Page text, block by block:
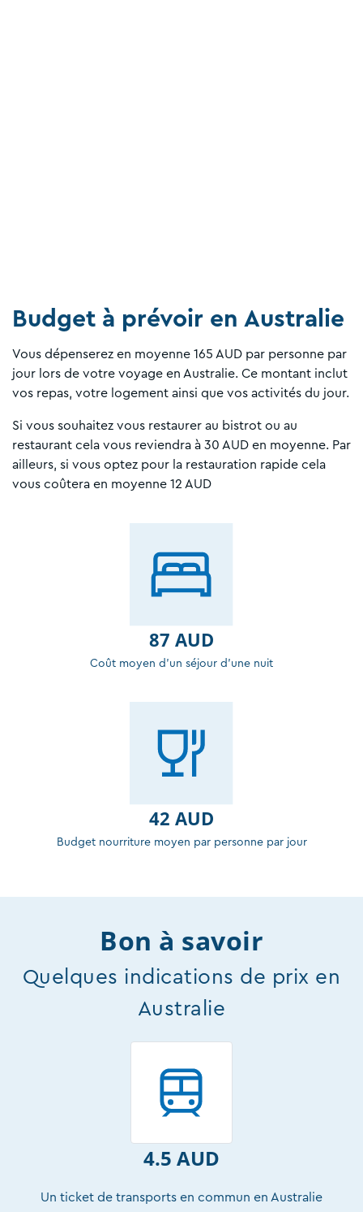
Budget à prévoir en Australie
Vous dépenserez en moyenne 165 AUD par personne par
jour lors de votre voyage en Australie. Ce montant inclut
vos repas, votre logement ainsi que vos activités du jour.
Si vous souhaitez vous restaurer au bistrot ou au
restaurant cela vous reviendra à 30 AUD en moyenne. Par
ailleurs, si vous optez pour la restauration rapide cela
vous coûtera en moyenne 12 AUD
87 AUD
Coût moyen d'un séjour d'une nuit
42 AUD
Budget nourriture moyen par personne par jour
Bon à savoir
Quelques indications de prix en
Australie
4.5 AUD
Un ticket de transports en commun en Australie